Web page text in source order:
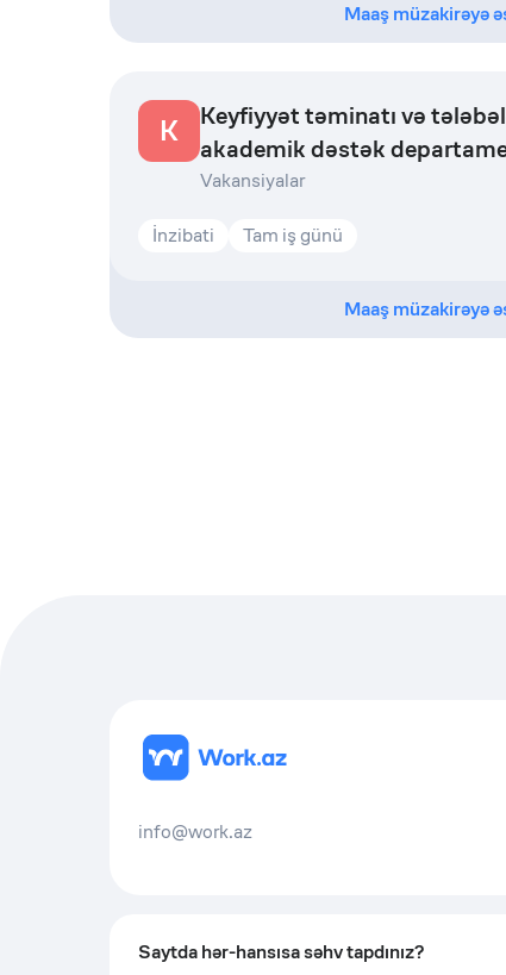
Maaş müzakirəyə
K
Keyfiyyət təminatı və
akademik dəstək
mütəxəssis
Vakansiyalar
İnzibati Tam iş günü
Maaş müzakirəyə
info@work.az
Saytda hər-hansısa səhv tapdınız?